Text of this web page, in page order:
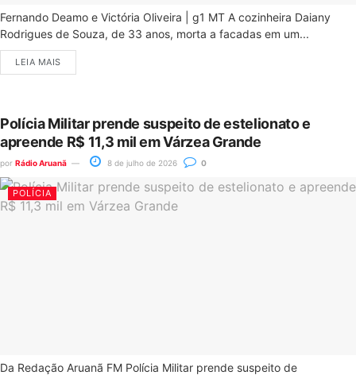
Fernando Deamo e Victória Oliveira | g1 MT A cozinheira Daiany
Rodrigues de Souza, de 33 anos, morta a facadas em um...
LEIA MAIS
Polícia Militar prende suspeito de estelionato e
apreende R$ 11,3 mil em Várzea Grande
por Rádio Aruanã 8 de julho de 2026 0
POLÍCIA
Da Redação Aruanã FM Polícia Militar prende suspeito de